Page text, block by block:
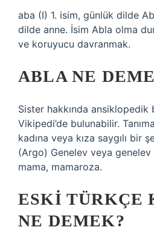
aba (I) 1. isim, günlük dilde
dilde anne. İsim Abla olma
ve koruyucu davranmak.
ABLA NE
Sister hakkında ansiklopedik
Vikipedi’de bulunabilir.
kadına veya kıza saygılı bir
(Argo) Genelev veya genelev
mama, mamaroza.
ESKI TÜRKÇE
NE DEMEK?